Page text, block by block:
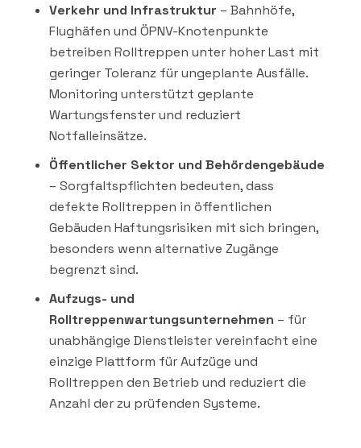
Verkehr und Infrastruktur – Bahnhöfe,
Flughäfen und ÖPNV-Knotenpunkte
betreiben Rolltreppen unter hoher Last mit
geringer Toleranz für ungeplante Ausfälle.
Monitoring unterstützt geplante
Wartungsfenster und reduziert
Notfalleinsätze.
Öffentlicher Sektor und Behördengebäude
– Sorgfaltspflichten bedeuten, dass
defekte Rolltreppen in öffentlichen
Gebäuden Haftungsrisiken mit sich bringen,
besonders wenn alternative Zugänge
begrenzt sind.
Aufzugs- und
Rolltreppenwartungsunternehmen – für
unabhängige Dienstleister vereinfacht eine
einzige Plattform für Aufzüge und
Rolltreppen den Betrieb und reduziert die
Anzahl der zu prüfenden Systeme.